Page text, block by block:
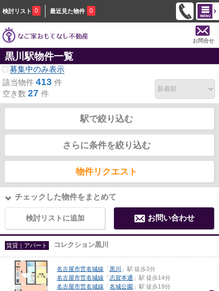
検討リスト 0 最近見た物件 0
お問合せ
黒川駅物件一覧
募集中のみ表示
該当物件 413 件
空き数 27 件
駅で絞り込む
さらに条件を絞り込む
物件リクエスト
チェックした物件をまとめて
検討リストに追加 お問い合わせ
賃貸｜アパート コレクション黒川
名古屋市営名城線 「 黒川
」駅 徒歩3分
名古屋市営名城線 「 志賀本通 」駅 徒歩14分
名古屋市営名城線 「 名城公園 」駅 徒歩19分